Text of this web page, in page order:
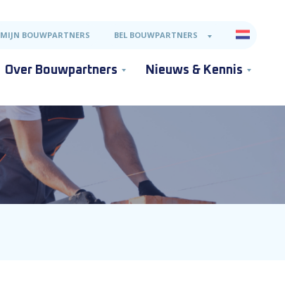
MIJN BOUWPARTNERS BEL BOUWPARTNERS
Over Bouwpartners Nieuws & Kennis